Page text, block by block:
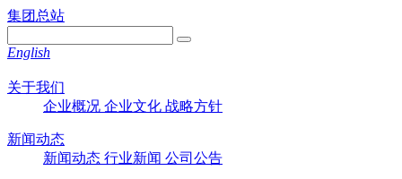
集团总站
English
关于我们
企业概况 企业文化 战略方针
新闻动态
新闻动态 行业新闻 公司公告